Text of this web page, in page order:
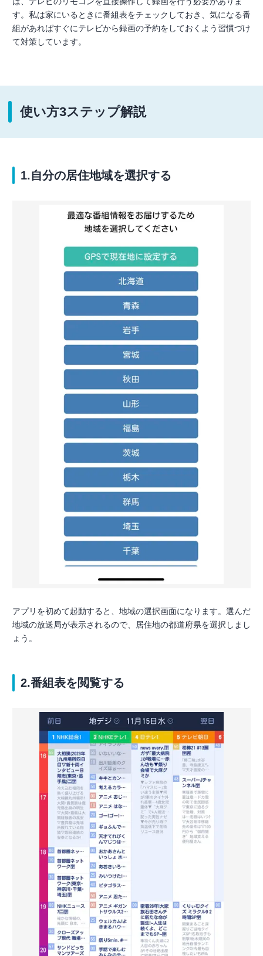
す。私は家にいるときに番組表をチェックしておき、気になる番
組があればすぐにテレビから録画の予約をしておくよう習慣づけ
て対策しています。
使い方3ステップ解説
1.自分の居住地域を選択する
アプリを初めて起動すると、地域の選択画面になります。選んだ
地域の放送局が表示されるので、居住地の都道府県を選択しまし
ょう。
2.番組表を閲覧する